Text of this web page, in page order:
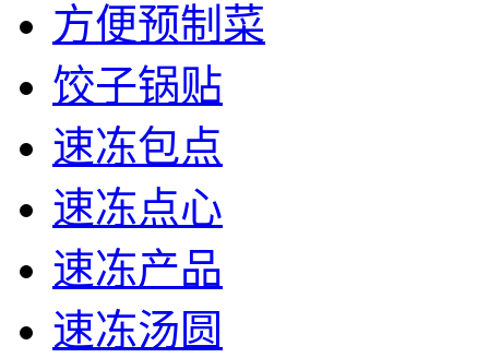
方便预制菜
饺子锅贴
速冻包点
速冻点心
速冻产品
速冻汤圆